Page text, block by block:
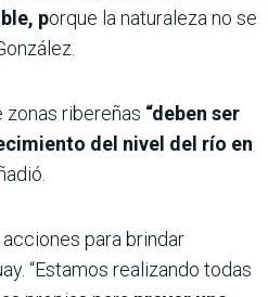
porque la naturaleza no se
ribereñas “deben ser
del nivel del río en
para brindar
“Estamos realizando todas